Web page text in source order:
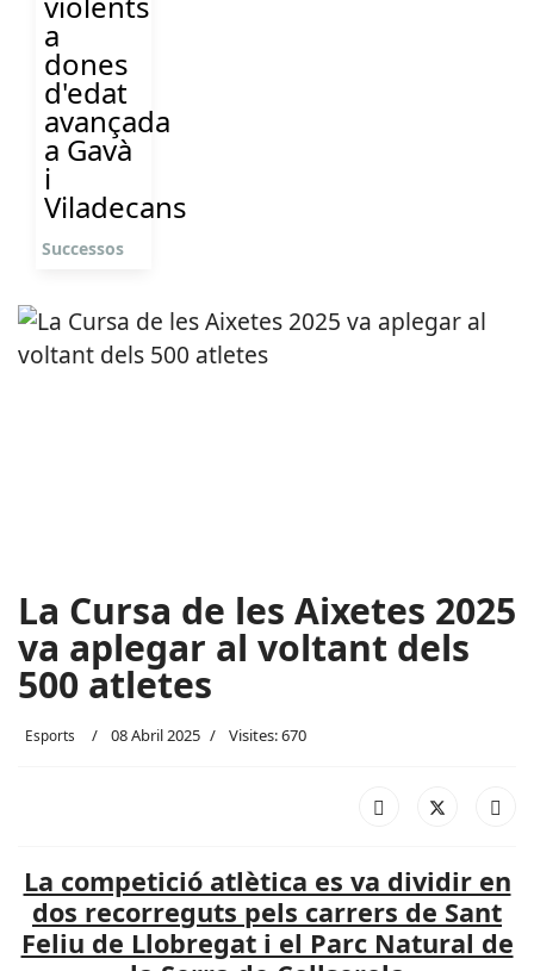
a
dones
d'edat
avançada
a Gavà
i
Viladecans
Successos
La Cursa de les Aixetes 2025
va aplegar al voltant dels
500 atletes
Esports 08 Abril 2025 Visites: 670
La competició atlètica es va dividir en
dos recorreguts pels carrers de Sant
Feliu de Llobregat i el Parc Natural de